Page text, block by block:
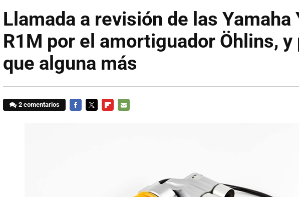
Llamada a revisión de las Yamaha
R1M por el amortiguador Öhlins, y
que alguna más
2 comentarios